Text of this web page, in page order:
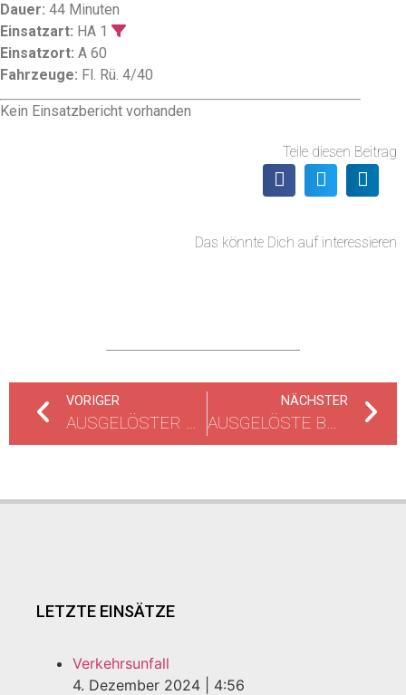
Dauer: 44 Minuten
Einsatzart: HA 1
Einsatzort: A 60
Fahrzeuge: Fl. Rü. 4/40
Kein Einsatzbericht vorhanden
Teile diesen Beitrag
Das könnte Dich auf interessieren
VORIGER
AUSGELÖSTER HEIMRAUCHMELDER
NÄCHSTER
AUSGELÖSTE BRANDMELDEANLAGE
LETZTE EINSÄTZE
Verkehrsunfall
4. Dezember 2024
4:56